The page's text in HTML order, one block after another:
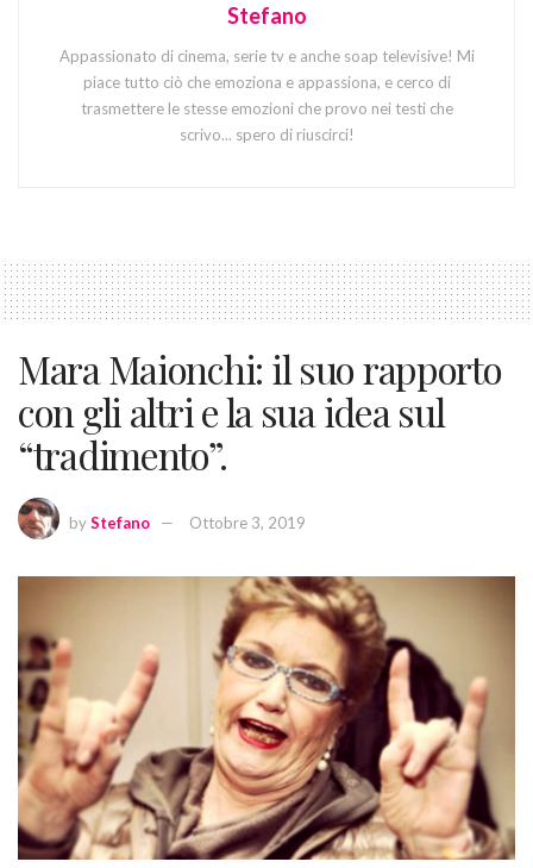
Stefano
Appassionato di cinema, serie tv e anche soap televisive! Mi
piace tutto ciò che emoziona e appassiona, e cerco di
trasmettere le stesse emozioni che provo nei testi che
scrivo... spero di riuscirci!
Mara Maionchi: il suo rapporto
con gli altri e la sua idea sul
“tradimento”.
byStefano Ottobre 3, 2019